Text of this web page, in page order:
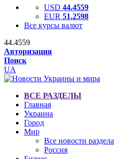
USD 44.4559
EUR 51.2598
Все курсы валют
44.4559
Авторизация
Поиск
UA
ВСЕ РАЗДЕЛЫ
Главная
Украина
Город
Мир
Все новости раздела
Россия